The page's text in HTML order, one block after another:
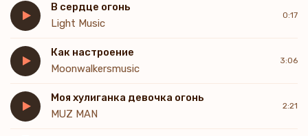
В сердце огонь
Light Music
0:17
Как настроение
Moonwalkersmusic
3:06
Моя хулиганка девочка огонь
MUZ MAN
2:21